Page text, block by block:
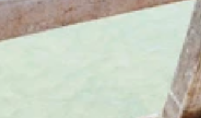
ボールくらい、ブラジルでは欠かせないお酒